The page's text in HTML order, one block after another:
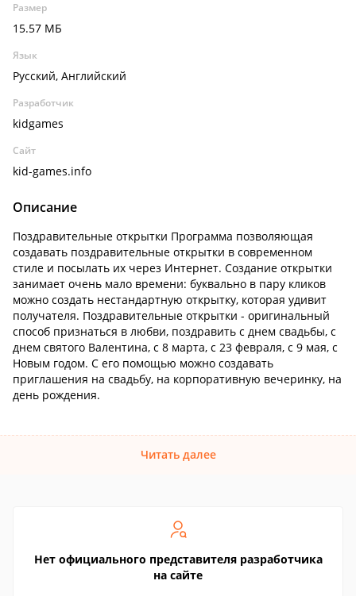
Размер
15.57 МБ
Язык
Русский, Английский
Разработчик
kidgames
Сайт
kid-games.info
Описание
Поздравительные открытки Программа позволяющая
создавать поздравительные открытки в современном
стиле и посылать их через Интернет. Создание открытки
занимает очень мало времени: буквально в пару кликов
можно создать нестандартную открытку, которая удивит
получателя. Поздравительные открытки - оригинальный
способ признаться в любви, поздравить с днем свадьбы, с
днем святого Валентина, с 8 марта, с 23 февраля, с 9 мая, с
Новым годом. С его помощью можно создавать
приглашения на свадьбу, на корпоративную вечеринку, на
день рождения.
Читать далее
Нет официального представителя разработчика
на сайте